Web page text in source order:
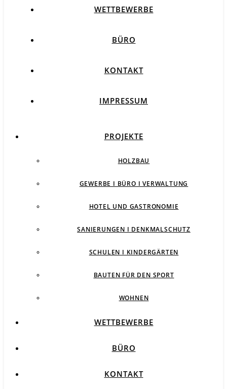
WETTBEWERBE
BÜRO
KONTAKT
IMPRESSUM
PROJEKTE
HOLZBAU
GEWERBE I BÜRO I VERWALTUNG
HOTEL UND GASTRONOMIE
SANIERUNGEN I DENKMALSCHUTZ
SCHULEN I KINDERGÄRTEN
BAUTEN FÜR DEN SPORT
WOHNEN
WETTBEWERBE
BÜRO
KONTAKT